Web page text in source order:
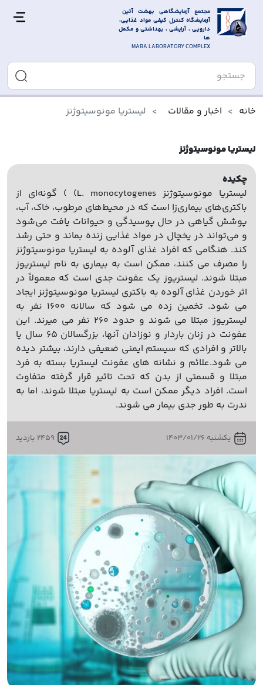
مجتمع آزمایشگاهی بهشت آئین
آزمایشگاه کنترل کیفی مواد غذایی،
دارویی ، آرایشی ، بهداشتی و مکمل
ها
MABA LABORATORY COMPLEX
خانه اخبار و مقالات لیستریا مونوسیتوژنز
لیستریا مونوسیتوژنز
چکیده
لیستریا مونوسیتوژنز L. monocytogenes) ) گونه‌ای از
باکتری‌های بیماری‌زا است که در محیط‌های مرطوب، خاک، آب،
پوشش گیاهی در حال پوسیدگی و حیوانات یافت می‌شود
و می‌تواند در یخچال در مواد غذایی زنده بماند و حتی رشد
کند. هنگامی که افراد غذای آلوده به لیستریا مونوسیتوژنز
را مصرف می کنند، ممکن است به بیماری به نام لیستریوز
مبتلا شوند. لیستریوز یک عفونت جدی است که معمولاً در
اثر خوردن غذای آلوده به باکتری لیستریا مونوسیتوژنز ایجاد
می شود. تخمین زده می شود که سالانه 1600 نفر به
لیستریوز مبتلا می شوند و حدود 260 نفر می میرند. این
عفونت در زنان باردار و نوزادان آنها، بزرگسالان 65 سال یا
بالاتر و افرادی که سیستم ایمنی ضعیفی دارند، بیشتر دیده
می شود.علائم و نشانه های عفونت لیستریا بسته به فرد
مبتلا و قسمتی از بدن که تحت تاثیر قرار گرفته متفاوت
است. افراد دیگر ممکن است به لیستریا مبتلا شوند، اما به
ندرت به طور جدی بیمار می شوند.
یکشنبه 1403/01/26 2459 بازدید